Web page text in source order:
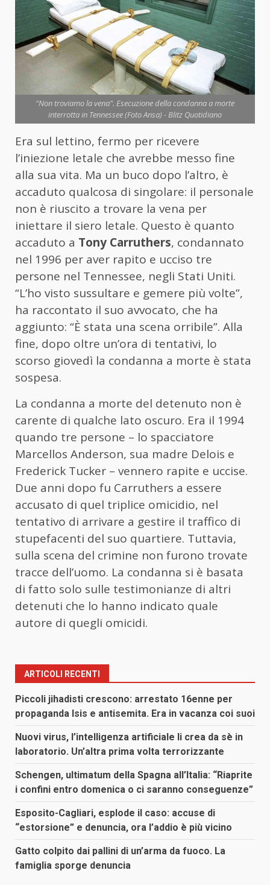
"Non troviamo la vena". Esecuzione della condanna a morte
interrotta in Tennessee (Foto Ansa) - Blitz Quotidiano
Era sul lettino, fermo per ricevere
l’iniezione letale che avrebbe messo fine
alla sua vita. Ma un buco dopo l’altro, è
accaduto qualcosa di singolare: il personale
non è riuscito a trovare la vena per
iniettare il siero letale. Questo è quanto
accaduto a Tony Carruthers, condannato
nel 1996 per aver rapito e ucciso tre
persone nel Tennessee, negli Stati Uniti.
“L’ho visto sussultare e gemere più volte”,
ha raccontato il suo avvocato, che ha
aggiunto: “È stata una scena orribile”. Alla
fine, dopo oltre un’ora di tentativi, lo
scorso giovedì la condanna a morte è stata
sospesa.
La condanna a morte del detenuto non è
carente di qualche lato oscuro. Era il 1994
quando tre persone – lo spacciatore
Marcellos Anderson, sua madre Delois e
Frederick Tucker – vennero rapite e uccise.
Due anni dopo fu Carruthers a essere
accusato di quel triplice omicidio, nel
tentativo di arrivare a gestire il traffico di
stupefacenti del suo quartiere. Tuttavia,
sulla scena del crimine non furono trovate
tracce dell’uomo. La condanna si è basata
di fatto solo sulle testimonianze di altri
detenuti che lo hanno indicato quale
autore di quegli omicidi.
ARTICOLI RECENTI
Piccoli jihadisti crescono: arrestato 16enne per
propaganda Isis e antisemita. Era in vacanza coi suoi
Nuovi virus, l’intelligenza artificiale li crea da sè in
laboratorio. Un’altra prima volta terrorizzante
Schengen, ultimatum della Spagna all’Italia: “Riaprite
i confini entro domenica o ci saranno conseguenze”
Esposito-Cagliari, esplode il caso: accuse di
“estorsione” e denuncia, ora l’addio è più vicino
Gatto colpito dai pallini di un’arma da fuoco. La
famiglia sporge denuncia